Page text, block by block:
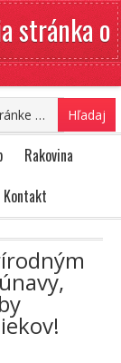
stránka o
Rakovina
Kontakt